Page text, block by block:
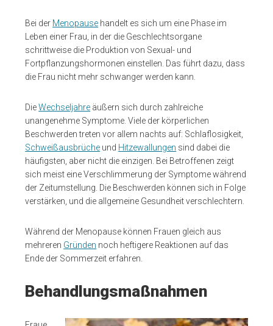
Bei der Menopause handelt es sich um eine Phase im
Leben einer Frau, in der die Geschlechtsorgane
schrittweise die Produktion von Sexual- und
Fortpflanzungshormonen einstellen. Das führt dazu, dass
die Frau nicht mehr schwanger werden kann.
DieWechseljahre äußern sich durch zahlreiche
unangenehme Symptome. Viele der körperlichen
Beschwerden treten vor allem nachts auf: Schlaflosigkeit,
Schweißausbrüche und Hitzewallungen sind dabei die
häufigsten, aber nicht die einzigen. Bei Betroffenen zeigt
sich meist eine Verschlimmerung der Symptome während
der Zeitumstellung. Die Beschwerden können sich in Folge
verstärken, und die allgemeine Gesundheit verschlechtern.
Während der Menopause können Frauen gleich aus
mehreren Gründen noch heftigere Reaktionen auf das
Ende der Sommerzeit erfahren.
Behandlungsmaßnahmen